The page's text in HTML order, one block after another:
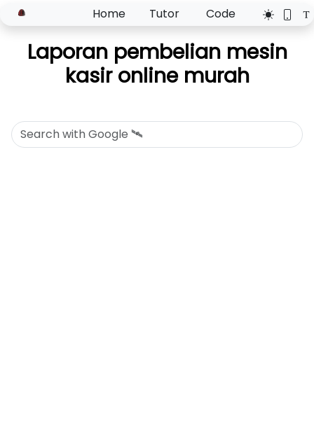
Home Tutor Code
Laporan pembelian mesin
kasir online murah